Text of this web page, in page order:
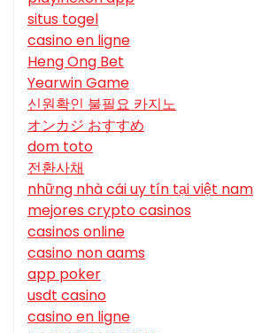
situs togel
casino en ligne
Heng Ong Bet
Yearwin Game
신원확인 불필요 카지노
オンカジ おすすめ
dom toto
전환사채
những nhà cái uy tín tại việt nam
mejores crypto casinos
casinos online
casino non aams
app poker
usdt casino
casino en ligne